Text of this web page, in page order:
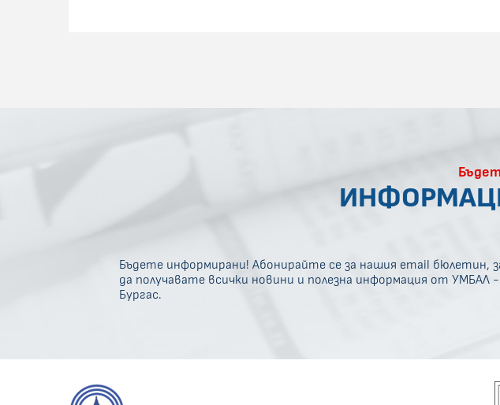
Бъдете информирани! Абонирайте се за нашия email бюлетин,
да получавате всички новини и полезна информация от УМБАЛ -
Бургас.